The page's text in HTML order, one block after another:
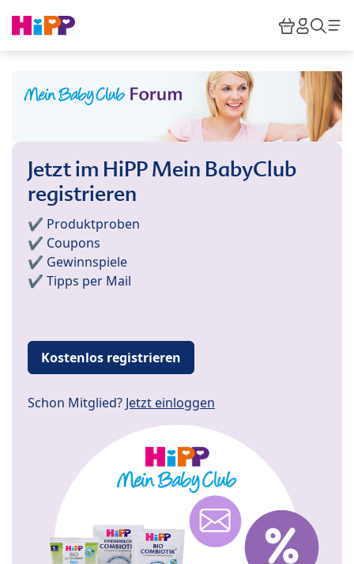
HiPP
Jetzt im HiPP Mein BabyClub
registrieren
✔️ Produktproben
✔️ Coupons
✔️ Gewinnspiele
✔️ Tipps per Mail
Kostenlos registrieren
Schon Mitglied? Jetzt einloggen